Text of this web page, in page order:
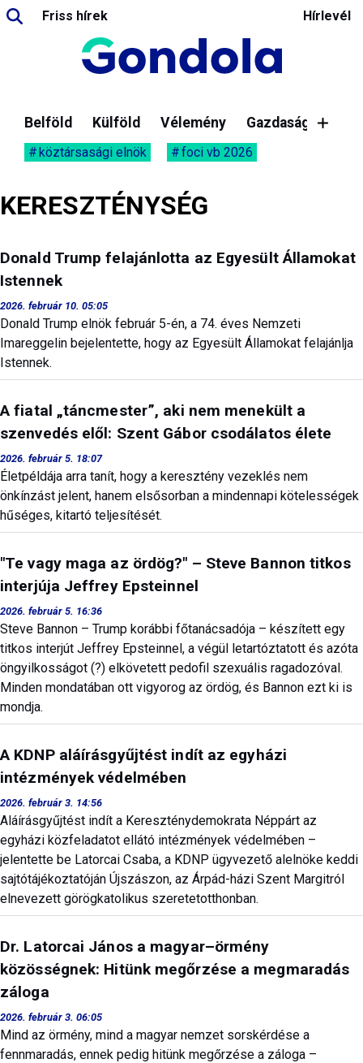
Friss hírek Hírlevél
Belföld Külföld Vélemény Gazdaság
köztársasági elnök foci vb 2026
KERESZTÉNYSÉG
Donald Trump felajánlotta az Egyesült Államokat
Istennek
2026. február 10. 05:05
Donald Trump elnök február 5-én, a 74. éves Nemzeti
Imareggelin bejelentette, hogy az Egyesült Államokat felajánlja
Istennek.
A fiatal „táncmester”, aki nem menekült a
szenvedés elől: Szent Gábor csodálatos élete
2026. február 5. 18:07
Életpéldája arra tanít, hogy a keresztény vezeklés nem
önkínzást jelent, hanem elsősorban a mindennapi kötelességek
hűséges, kitartó teljesítését.
"Te vagy maga az ördög?" – Steve Bannon titkos
interjúja Jeffrey Epsteinnel
2026. február 5. 16:36
Steve Bannon – Trump korábbi főtanácsadója – készített egy
titkos interjút Jeffrey Epsteinnel, a végül letartóztatott és azóta
öngyilkosságot (?) elkövetett pedofil szexuális ragadozóval.
Minden mondatában ott vigyorog az ördög, és Bannon ezt ki is
mondja.
A KDNP aláírásgyűjtést indít az egyházi
intézmények védelmében
2026. február 3. 14:56
Aláírásgyűjtést indít a Kereszténydemokrata Néppárt az
egyházi közfeladatot ellátó intézmények védelmében –
jelentette be Latorcai Csaba, a KDNP ügyvezető alelnöke keddi
sajtótájékoztatóján Újszászon, az Árpád-házi Szent Margitról
elnevezett görögkatolikus szeretetotthonban.
Dr. Latorcai János a magyar–örmény
közösségnek: Hitünk megőrzése a megmaradás
záloga
2026. február 3. 06:05
Mind az örmény, mind a magyar nemzet sorskérdése a
fennmaradás, ennek pedig hitünk megőrzése a záloga –